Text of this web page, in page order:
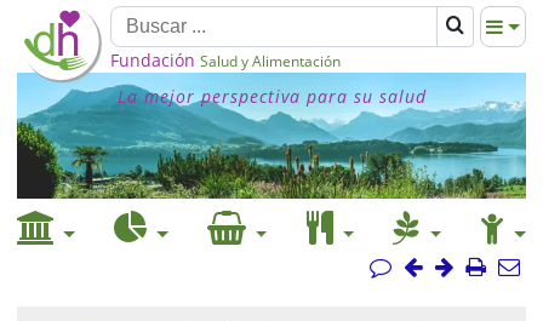
Fundación Salud y Alimentación
La mejor perspectiva para su salud